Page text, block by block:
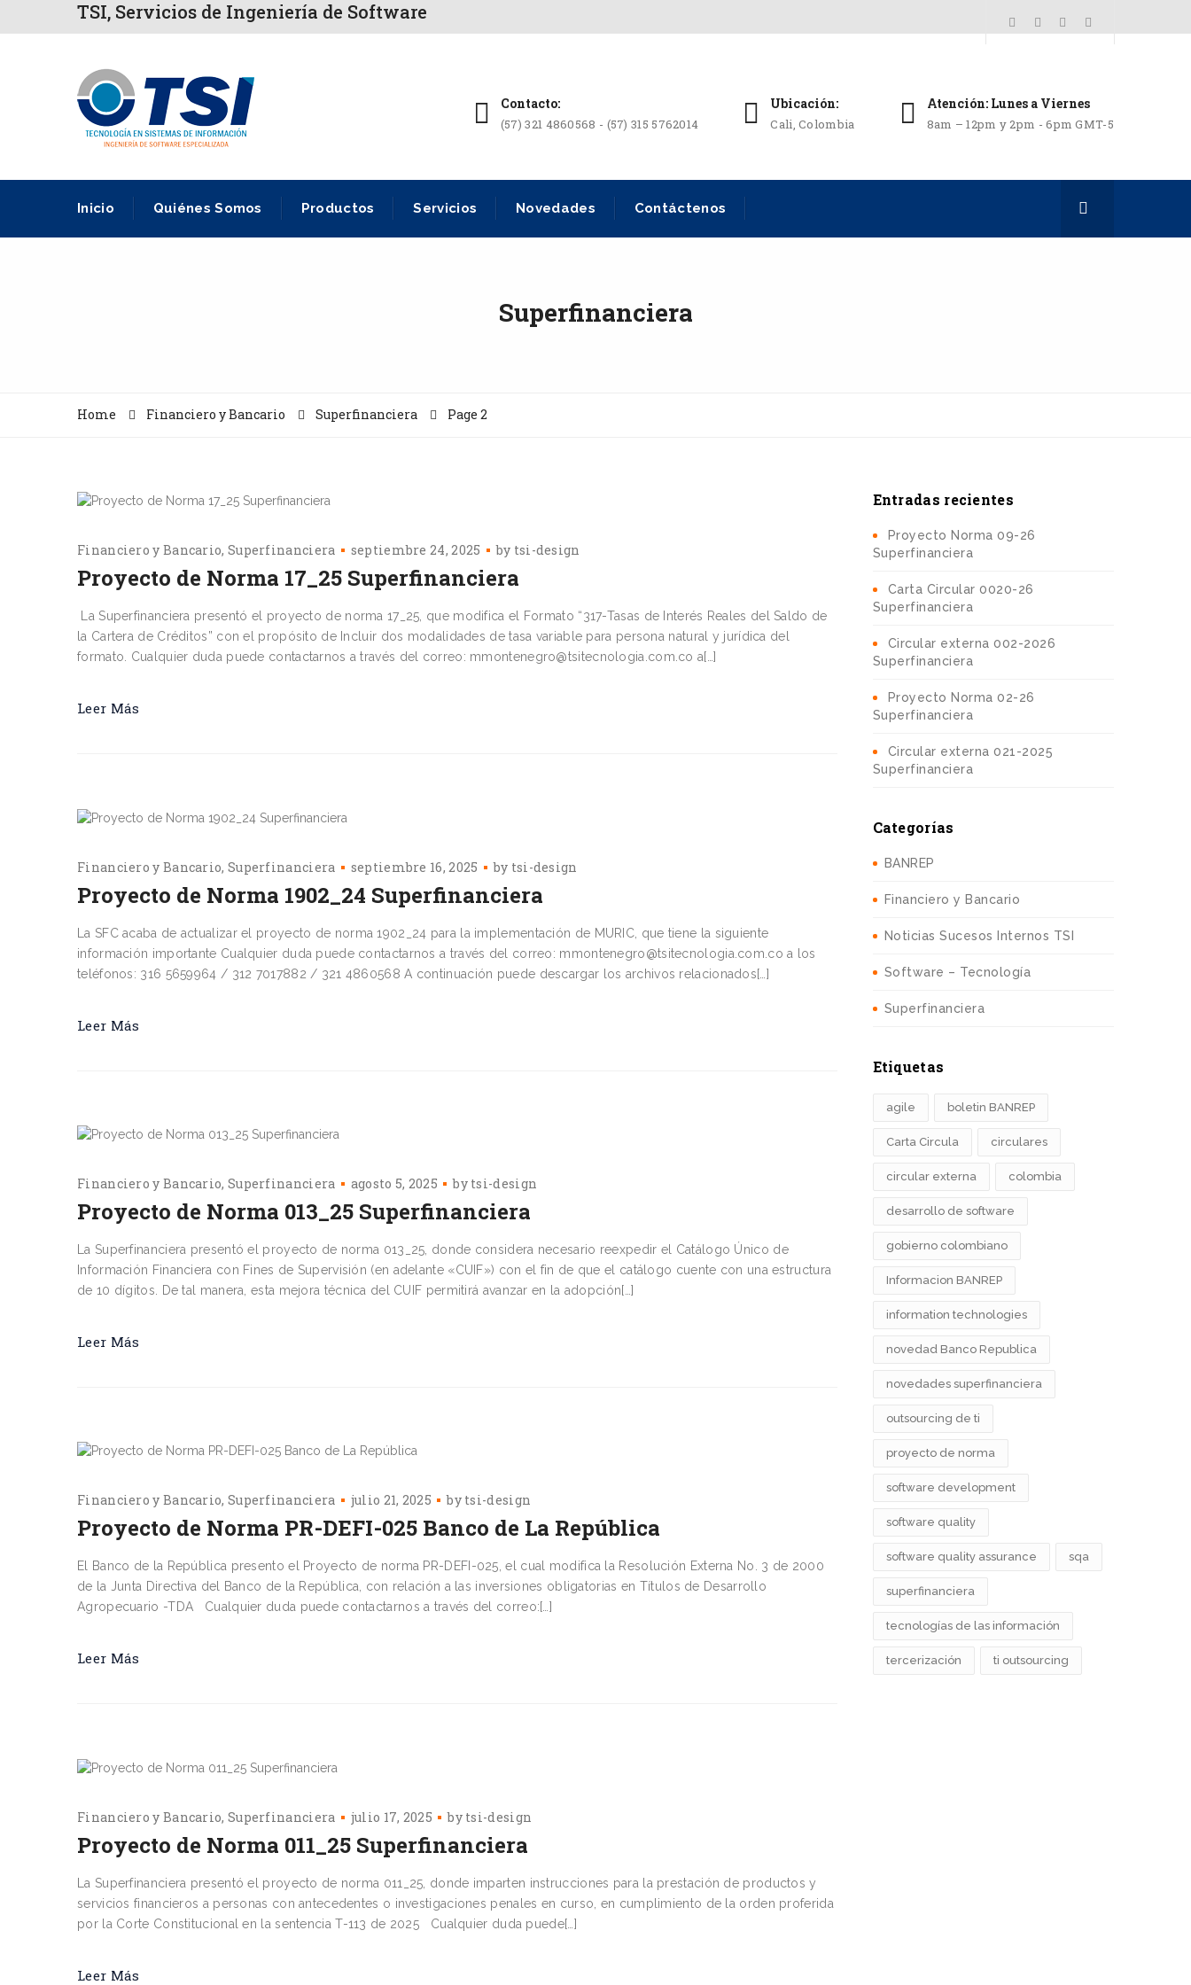
TSI, Servicios de Ingeniería de Software
Contacto:
(57) 321 4860568 - (57) 315 5762014
Ubicación:
Cali, Colombia
Atención: Lunes a Viernes
8am – 12pm y 2pm - 6pm GMT-5
Inicio Quiénes Somos Productos Servicios Novedades Contáctenos
Superfinanciera
Home Financiero y Bancario Superfinanciera Page 2
Financiero y Bancario Superfinanciera septiembre 24, 2025 by tsi-design
Proyecto de Norma 17_25 Superfinanciera
La Superfinanciera presentó el proyecto de norma 17_25, que modifica el Formato “317-Tasas de Interés Reales del Saldo de
la Cartera de Créditos” con el propósito de Incluir dos modalidades de tasa variable para persona natural y jurídica del
formato. Cualquier duda puede contactarnos a través del correo: mmontenegro@tsitecnologia.com.co a[…]
Leer Más
Financiero y Bancario Superfinanciera septiembre 16, 2025 by tsi-design
Proyecto de Norma 1902_24 Superfinanciera
La SFC acaba de actualizar el proyecto de norma 1902_24 para la implementación de MURIC, que tiene la siguiente
información importante Cualquier duda puede contactarnos a través del correo: mmontenegro@tsitecnologia.com.co a los
teléfonos: 316 5659964 / 312 7017882 / 321 4860568 A continuación puede descargar los archivos relacionados[…]
Leer Más
Financiero y Bancario Superfinanciera agosto 5, 2025 by tsi-design
Proyecto de Norma 013_25 Superfinanciera
La Superfinanciera presentó el proyecto de norma 013_25, donde considera necesario reexpedir el Catálogo Único de
Información Financiera con Fines de Supervisión (en adelante «CUIF») con el fin de que el catálogo cuente con una estructura
de 10 dígitos. De tal manera, esta mejora técnica del CUIF permitirá avanzar en la adopción[…]
Leer Más
Financiero y Bancario Superfinanciera julio 21, 2025 by tsi-design
Proyecto de Norma PR-DEFI-025 Banco de La República
El Banco de la República presento el Proyecto de norma PR-DEFI-025, el cual modifica la Resolución Externa No. 3 de 2000
de la Junta Directiva del Banco de la República, con relación a las inversiones obligatorias en Títulos de Desarrollo
Agropecuario -TDA Cualquier duda puede contactarnos a través del correo:[…]
Leer Más
Financiero y Bancario Superfinanciera julio 17, 2025 by tsi-design
Proyecto de Norma 011_25 Superfinanciera
La Superfinanciera presentó el proyecto de norma 011_25, donde imparten instrucciones para la prestación de productos y
servicios financieros a personas con antecedentes o investigaciones penales en curso, en cumplimiento de la orden proferida
por la Corte Constitucional en la sentencia T-113 de 2025 Cualquier duda puede[…]
Leer Más
Entradas recientes
Proyecto Norma 09-26
Superfinanciera
Carta Circular 0020-26
Superfinanciera
Circular externa 002-2026
Superfinanciera
Proyecto Norma 02-26
Superfinanciera
Circular externa 021-2025
Superfinanciera
Categorías
BANREP
Financiero y Bancario
Noticias Sucesos Internos TSI
Software – Tecnología
Superfinanciera
Etiquetas
agile boletin BANREP
Carta Circula circulares
circular externa colombia
desarrollo de software
gobierno colombiano
Informacion BANREP
information technologies
novedad Banco Republica
novedades superfinanciera
outsourcing de ti
proyecto de norma
software development
software quality
software quality assurance sqa
superfinanciera
tecnologías de las información
tercerización ti outsourcing